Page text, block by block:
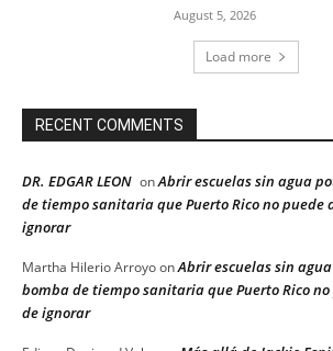
August 5, 2026
Load more
RECENT COMMENTS
DR. EDGAR LEON onAbrir escuelas sin agua
de tiempo sanitaria que Puerto Rico no puede
ignorar
Martha Hilerio ArroyoonAbrir escuelas sin
bomba de tiempo sanitaria que Puerto Rico
de ignorar